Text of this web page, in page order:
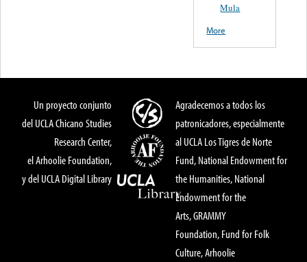
Mula
More
Un proyecto conjunto
del UCLA Chicano Studies
Research Center,
el Arhoolie Foundation,
y del UCLA Digital Library
Agradecemos a todos los
patronicadores, especialmente
al UCLA Los Tigres de Norte
Fund, National Endowment for
the Humanities, National
Endowment for the
Arts, GRAMMY
Foundation, Fund for Folk
Culture, Arhoolie